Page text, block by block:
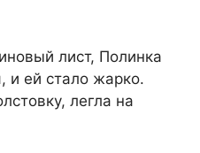
лист, Полинка
и ей стало жарко.
легла на